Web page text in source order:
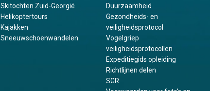
Skitochten Zuid-Georgië
Helikoptertours
Kajakken
Sneeuwschoenwandelen
Duurzaamheid
Gezondheids- en
veiligheidsprotocol
Vogelgriep
veiligheidsprotocollen
Expeditiegids opleiding
Richtlijnen delen
SGR